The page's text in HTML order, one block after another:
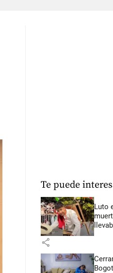
Te puede
Luto
share